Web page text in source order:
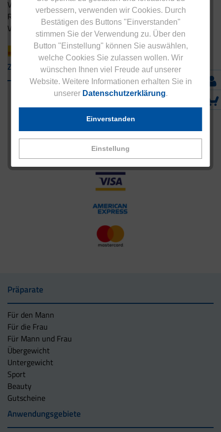
verbessern, verwenden wir Cookies. Durch
Bestätigen des Buttons "Einverstanden"
stimmen Sie der Verwendung zu. Über den
Button "Einstellung" können Sie auswählen,
welche Cookies Sie zulassen wollen. Wir
wünschen Ihnen viel Freude auf unserer
Website. Weitere Informationen erhalten Sie in
unserer Datenschutzerklärung.
Einstellung
Einverstanden
Versandbedingungen
Rücksendung
Versandpartner innerhalb Deutschlands
Zahlungsarten
Präparate
Für den Mann
Für die Frau
Für Mann und Frau
Übergewicht
Untergewicht
Sport
Beauty
Gutscheine
Anwendungsgebiete